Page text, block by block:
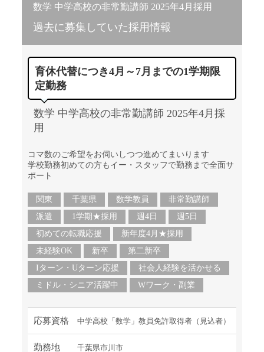
数学 中学高校の非常勤講師 2025年4月採用
過去に募集していた採用情報
育休代替につき4月～7月までの1学期限
定勤務
数学 中学高校の非常勤講師 2025年4月採
用
コマ数のご希望をお伺いしつつ進めてまいります
学校勤務初めての方もイー・スタッフで勤務まで全面サ
ポート
関東 千葉県 数学教員
非常勤講師
派遣
1学期★採用 週4日
週5日
初めての転職応援
新年度4月★採用
未経験OK
新卒
第二新卒
Iターン・Uターン応援
社会人経験を活かせる
ミドル・シニア活躍中
Wワーク・副業
応募資格 中学高校「数学」教員免許取得者（見込者）
勤務地 千葉県市川市